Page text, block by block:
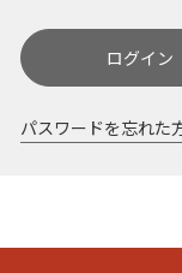
ログイン
パスワードを忘れた